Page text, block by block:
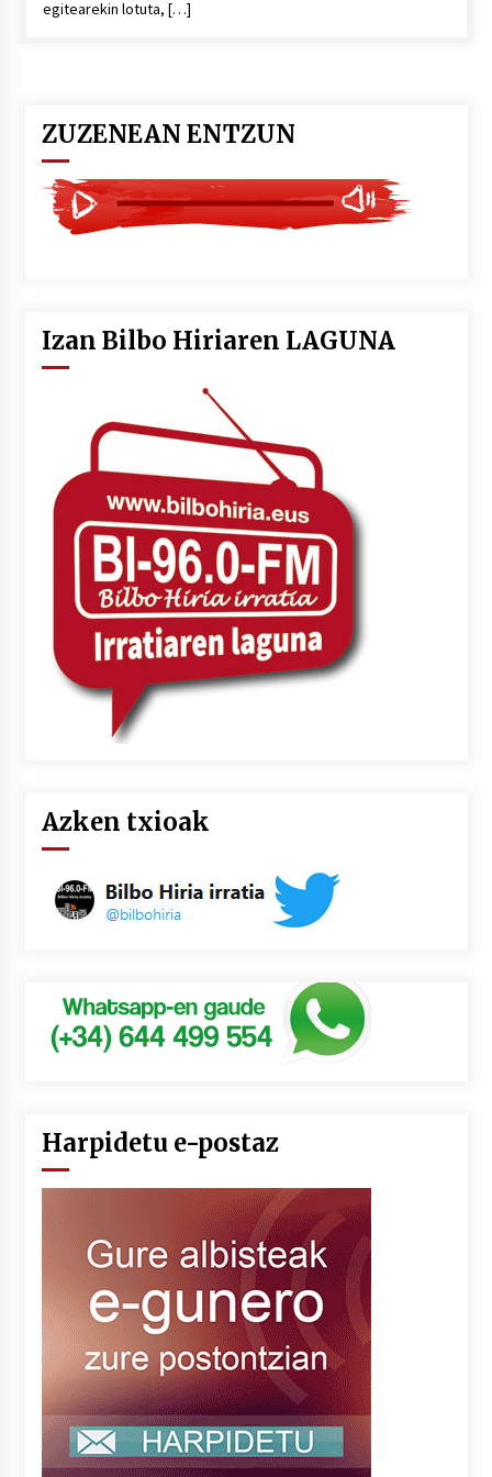
da
2026/07/07
2026/07/03
SOINUGELA: Paul McCartney eta Ringo Starr-en
lan berriak
2026/07/03
MUSIBLA #297: Bide, Boards Of Canada, Somak,
Tiga, Twisted Teens, Underscores, Habia
2026/07/02
egitearekin lotuta, […]
ZUZENEAN ENTZUN
Izan Bilbo Hiriaren LAGUNA
Azken txioak
Harpidetu e-postaz